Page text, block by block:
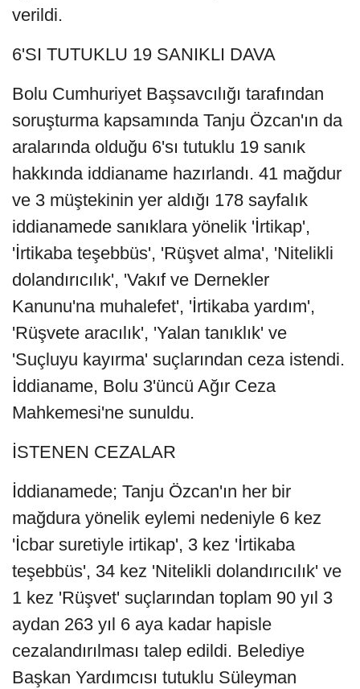
verildi.
6'SI TUTUKLU 19 SANIKLI DAVA
Bolu Cumhuriyet Başsavcılığı tarafından
soruşturma kapsamında Tanju Özcan'ın da
aralarında olduğu 6'sı tutuklu 19 sanık
hakkında iddianame hazırlandı. 41 mağdur
ve 3 müştekinin yer aldığı 178 sayfalık
iddianamede sanıklara yönelik 'İrtikap',
'İrtikaba teşebbüs', 'Rüşvet alma', 'Nitelikli
dolandırıcılık', 'Vakıf ve Dernekler
Kanunu'na muhalefet', 'İrtikaba yardım',
'Rüşvete aracılık', 'Yalan tanıklık' ve
'Suçluyu kayırma' suçlarından ceza istendi.
İddianame, Bolu 3'üncü Ağır Ceza
Mahkemesi'ne sunuldu.
İSTENEN CEZALAR
İddianamede; Tanju Özcan'ın her bir
mağdura yönelik eylemi nedeniyle 6 kez
'İcbar suretiyle irtikap', 3 kez 'İrtikaba
teşebbüs', 34 kez 'Nitelikli dolandırıcılık' ve
1 kez 'Rüşvet' suçlarından toplam 90 yıl 3
aydan 263 yıl 6 aya kadar hapisle
cezalandırılması talep edildi. Belediye
Başkan Yardımcısı tutuklu Süleyman